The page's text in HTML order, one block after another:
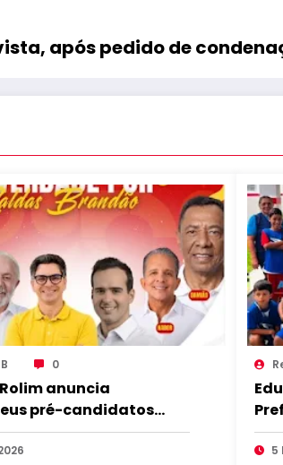
após pedido de
0
anuncia
pré-candidatos
e afirma que escolha é
com o
5